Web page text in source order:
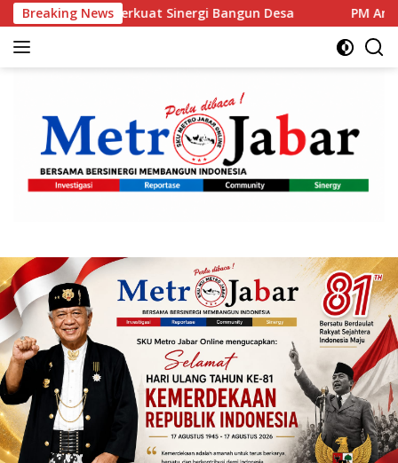
Langsung
ke
konten
Breaking News
Sinergi Bangun Desa PM Anutin: Indonesia dan